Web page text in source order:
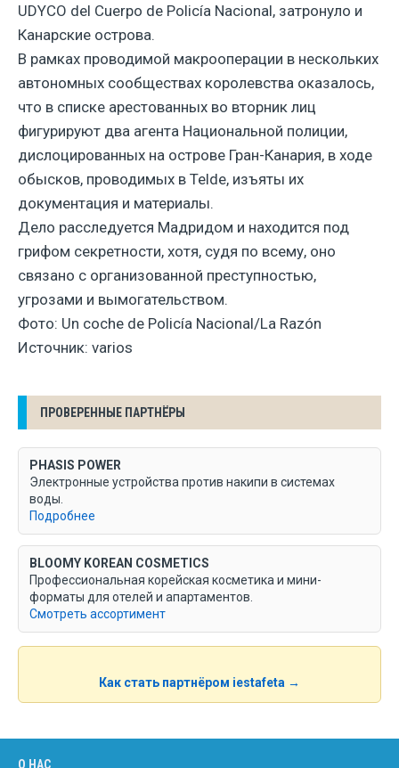
UDYCO del Cuerpo de Policía Nacional, затронуло и
Канарские острова.
В рамках проводимой макрооперации в нескольких
автономных сообществах королевства оказалось,
что в списке арестованных во вторник лиц
фигурируют два агента Национальной полиции,
дислоцированных на острове Гран-Канария, в ходе
обысков, проводимых в Telde, изъяты их
документация и материалы.
Дело расследуется Мадридом и находится под
грифом секретности, хотя, судя по всему, оно
связано с организованной преступностью,
угрозами и вымогательством.
Фото: Un coche de Policía Nacional/La Razón
Источник: varios
ПРОВЕРЕННЫЕ ПАРТНЁРЫ
PHASIS POWER
Электронные устройства против накипи в системах
воды.
Подробнее
BLOOMY KOREAN COSMETICS
Профессиональная корейская косметика и мини-
форматы для отелей и апартаментов.
Смотреть ассортимент
Как стать партнёром iestafeta →
О НАС